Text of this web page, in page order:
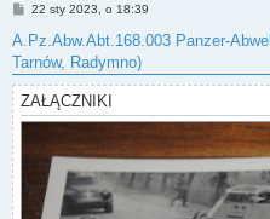
P
s
22 sty 2023, o 18:39
A.Pz.Abw.Abt.168.003 Panzer-
Tarnów, Radymno)
ZAŁĄCZNIKI